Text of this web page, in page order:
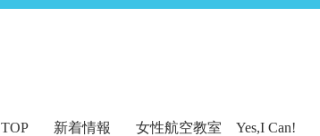
TOP 新着情報 女性航空教室 Yes,I Can!